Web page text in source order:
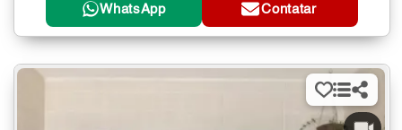
WhatsApp Contatar